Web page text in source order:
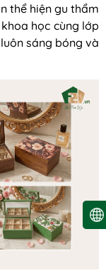
thể hiện gu thẩm
học cùng lớp
sáng bóng và